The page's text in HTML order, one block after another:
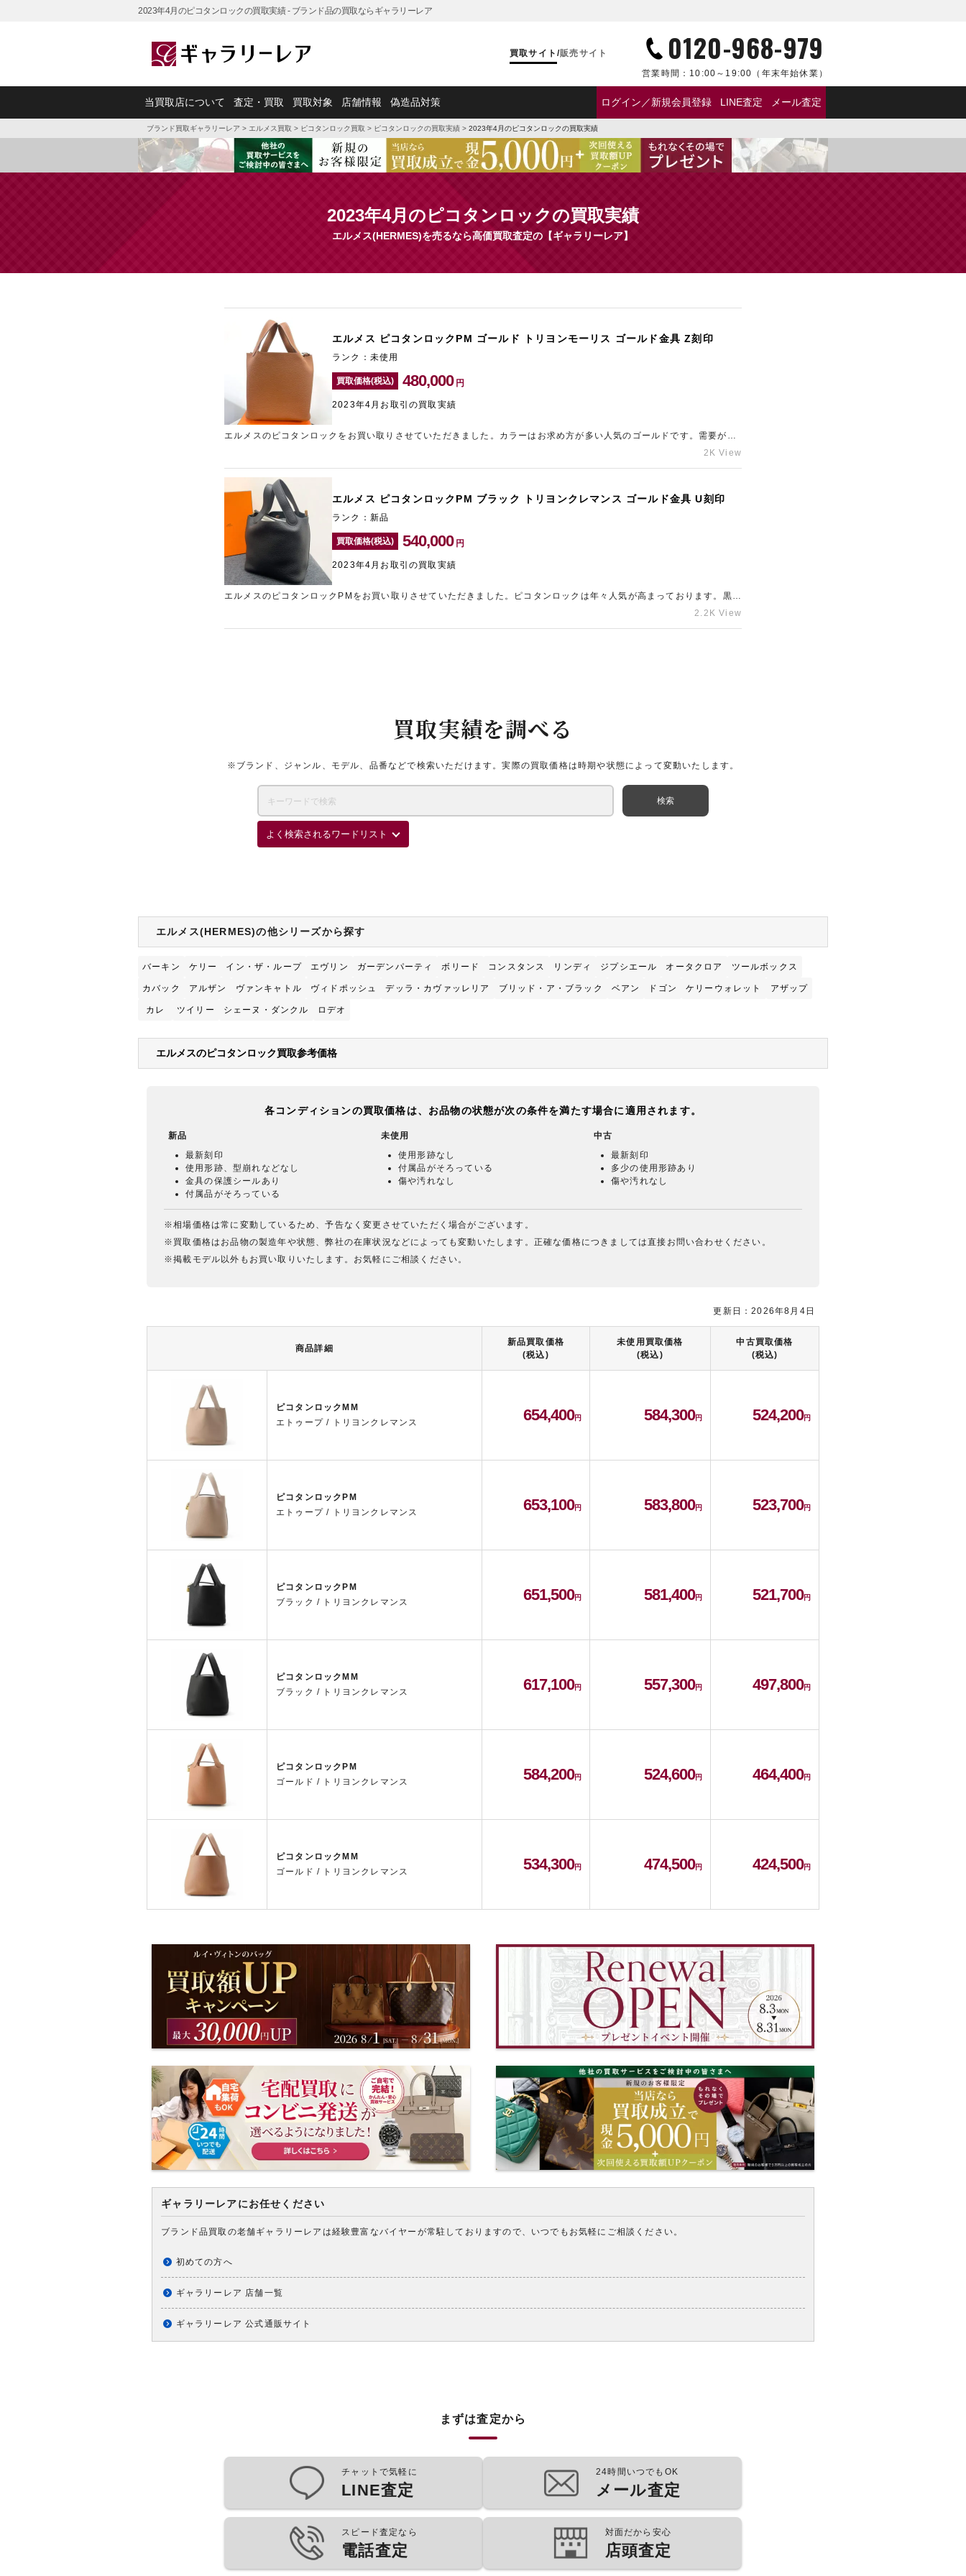
2023年4月のピコタンロックの買取実績 - ブランド品の買取ならギャラリーレア
買取サイト /販売サイト 0120-968-979
営業時間： 10:00～19:00 （年末年始休業）
当買取店について 査定・買取 買取対象 店舗情報 偽造品対策 ログイン／新規会員登録 LINE査定 メール査定
ブランド買取ギャラリーレア > エルメス買取 > ピコタンロック買取 > ピコタンロックの買取実績 > 2023年4月のピコタンロックの買取実績
2023年4月のピコタンロックの買取実績
エルメス(HERMES)を売るなら高価買取査定の【ギャラリーレア】
買取実績を調べる
※ブランド、ジャンル、モデル、品番などで検索いただけます。実際の買取価格は時期や状態によって変動いたします。
よく検索されるワードリスト
エルメス(HERMES)の他シリーズから探す
バーキン ケリー イン・ザ・ループ エヴリン ガーデンパーティ ボリード コンスタンス リンディ ジプシエール オータクロア ツールボックス
カバック アルザン ヴァンキャトル ヴィドポッシュ デッラ・カヴァッレリア ブリッド・ア・ブラック ベアン ドゴン ケリーウォレット アザップ
カレ ツイリー シェーヌ・ダンクル ロデオ
エルメスのピコタンロック買取参考価格
各コンディションの買取価格は、お品物の状態が次の条件を満たす場合に適用されます。
新品
最新刻印
使用形跡、型崩れなどなし
金具の保護シールあり
付属品がそろっている
未使用
使用形跡なし
付属品がそろっている
傷や汚れなし
中古
最新刻印
多少の使用形跡あり
傷や汚れなし
※相場価格は常に変動しているため、予告なく変更させていただく場合がございます。
※買取価格はお品物の製造年や状態、弊社の在庫状況などによっても変動いたします。正確な価格につきましては直接お問い合わせください。
※掲載モデル以外もお買い取りいたします。お気軽にご相談ください。
商品詳細
新品買取価格
(税込)
未使用買取価格
(税込)
中古買取価格
(税込)
ピコタンロックMM
エトゥープ / トリヨンクレマンス
654,400 584,300 524,200
ピコタンロックPM
エトゥープ / トリヨンクレマンス
653,100 583,800 523,700
ピコタンロックPM
ブラック / トリヨンクレマンス
651,500 581,400 521,700
ピコタンロックMM
ブラック / トリヨンクレマンス
617,100 557,300 497,800
ピコタンロックPM
ゴールド / トリヨンクレマンス
584,200 524,600 464,400
ピコタンロックMM
ゴールド / トリヨンクレマンス
534,300 474,500 424,500
更新日：2026年8月4日
エルメス ピコタンロックPM ゴールド トリヨンモーリス ゴールド金具 Z刻印
ランク：未使用
買取価格(税込) 480,000 円
2023年4月お取引の買取実績
エルメスのピコタンロックをお買い取りさせていただきました。カラーはお求め方が多い人気のゴールドです。需要が高
いPMサイズのお品物でしたので、高価買取させていただきました。近年、ピコタンロックは定価を上回る価格での買取が
2K View
エルメス ピコタンロックPM ブラック トリヨンクレマンス ゴールド金具 U刻印
ランク：新品
買取価格(税込) 540,000 円
2023年4月お取引の買取実績
エルメスのピコタンロックPMをお買い取りさせていただきました。ピコタンロックは年々人気が高まっております。黒×
ゴールド金具という非常に人気な組み合わせでしたので、高価買取させていただきました。元町エリアでブランド買取店
2.2K View
ギャラリーレアにお任せください
ブランド品買取の老舗ギャラリーレアは経験豊富なバイヤーが常駐しておりますので、いつでもお気軽にご相談ください。
初めての方へ
ギャラリーレア 店舗一覧
ギャラリーレア 公式通販サイト
まずは査定から
チャットで気軽に
LINE査定
24時間いつでもOK
メール査定
スピード査定なら
電話査定
対面だから安心
店頭査定